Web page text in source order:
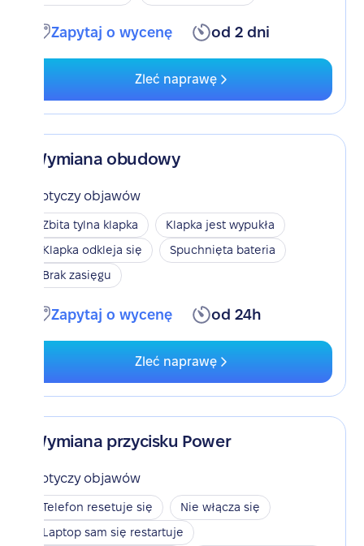
Zapytaj o wycenę od 2 dni
Zleć naprawę
Wymiana obudowy
Dotyczy objawów
Zbita tylna klapka
Klapka jest wypukła
Klapka odkleja się
Spuchnięta bateria
Brak zasięgu
Zapytaj o wycenę od 24h
Zleć naprawę
Wymiana przycisku Power
Dotyczy objawów
Telefon resetuje się
Nie włącza się
Laptop sam się restartuje